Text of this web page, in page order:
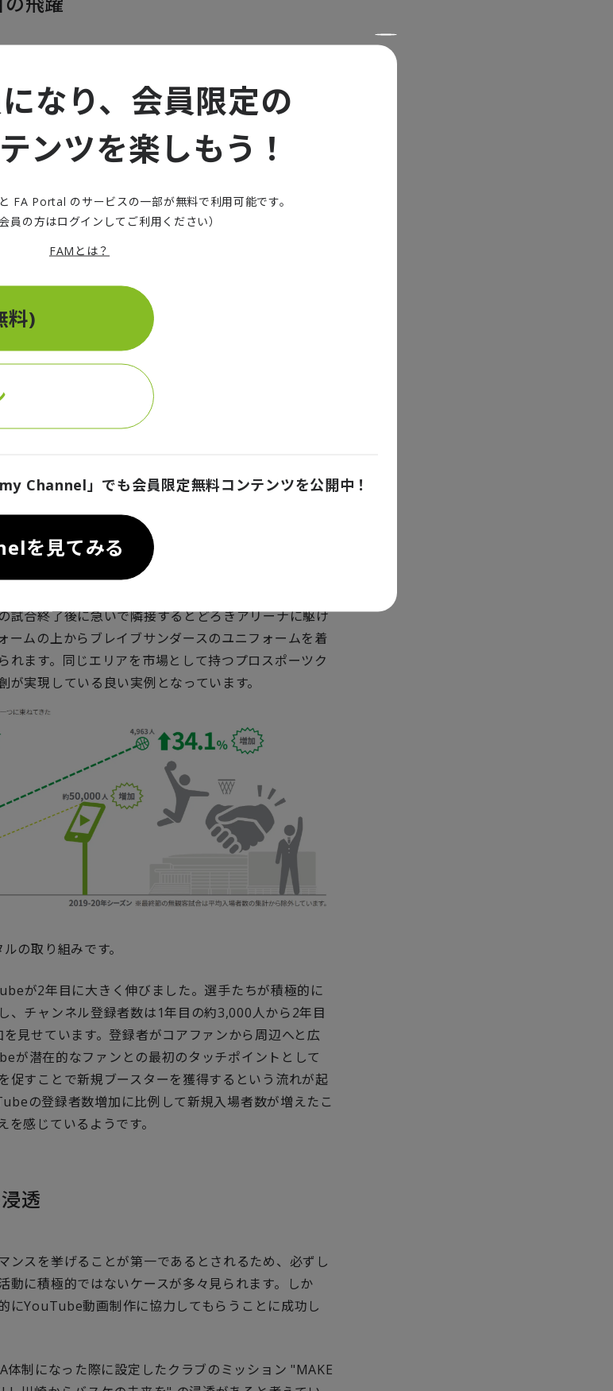
が運営を継承しました。その際、新体制のクラブ
ロ野球・横浜DeNAベイスターズの執行役員として経
した。
体制となった当初、名門クラブでありながらも社会
でした。また、それまで存在感のあった東芝関係のス
、スポンサー・集客双方の面から大きな打撃を受けま
いたことではありましたが、元沢社長は大変な挫折感
な中でも、"DeNA体制3年目での黒字化" の目標を掲
めていました。
年シーズン、蒔いた種が成果として芽を出し始めま
ターレとのコラボレーションです。同じ武蔵小杉を拠
フロンターレのショップ内にブレイブサンダースのコ
構える計画も発表されています。川崎市民・行政と強
ーレと協業できたことで、「ブレイブサンダースが頑
も応援しよう」と多くの人々に応援の意識を持っても
試合終了後に急いで隣接するとどろきアリーナに駆け
ームの上からブレイブサンダースのユニフォームを着
れます。同じエリアを市場として持つプロスポーツク
実現している良い実例となっています。
の取り組みです。
が2年目に大きく伸びました。選手たちが積極的に
、チャンネル登録者数は1年目の約3,000人から2年目
見せています。登録者がコアファンから周辺へと広
が潜在的なファンとの最初のタッチポイントとして
促すことで新規ブースターを獲得するという流れが起
の登録者数増加に比例して新規入場者数が増えたこ
感じているようです。
透
ンスを挙げることが第一であるとされるため、必ずし
動に積極的ではないケースが多々見られます。しか
にYouTube動画制作に協力してもらうことに成功し
体制になった際に設定したクラブのミッション "MAKE
なり、会員限定の
ンツを楽しもう！
FA Portal のサービスの一部が無料で利用可能です。
員の方はログインしてご利用ください）
FAMとは？
料)
Channel」でも会員限定無料コンテンツを公開中！
を見てみる